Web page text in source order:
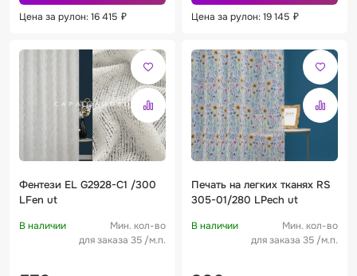
Цена за рулон: 16 415 ₽ Цена за рулон: 19 145 ₽
Фентези EL G2928-C1 /300
LFen ut
В наличии
Мин. кол-во
для заказа 35 /м.п.
Печать на легких тканях RS
305-01/280 LPech ut
В наличии
Мин. кол-во
для заказа 35 /м.п.